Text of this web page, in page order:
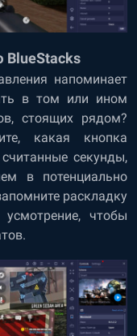
BlueStacks
напоминает
в том или ином
стоящих рядом?
какая кнопка
секунды,
в потенциально
раскладку
чтобы